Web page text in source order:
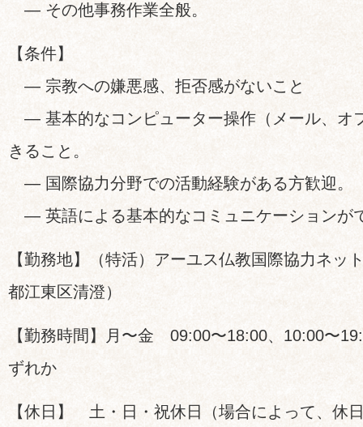
— その他事務作業全般。
【条件】
— 宗教への嫌悪感、拒否感がないこと
— 基本的なコンピューター操作（メール、オ
きること。
— 国際協力分野での活動経験がある方歓迎。
— 英語による基本的なコミュニケーションが
【勤務地】（特活）アーユス仏教国際協力ネ
都江東区清澄）
【勤務時間】月〜金 09:00〜18:00、10:00〜
ずれか
【休日】 土・日・祝休日（場合によって、休